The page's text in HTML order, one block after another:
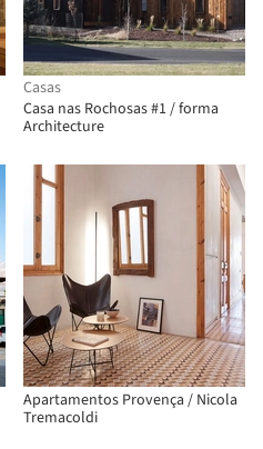
Casas
Casa nas Rochosas #1 / forma
Architecture
Apartamentos Provença / Nicola
Tremacoldi